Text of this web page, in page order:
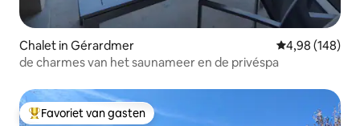
Chalet in Gérardmer Gemiddelde
4,98 (148)
de charmes van het saunameer en de privéspa
Topfavoriet van gasten
Favoriet van gasten